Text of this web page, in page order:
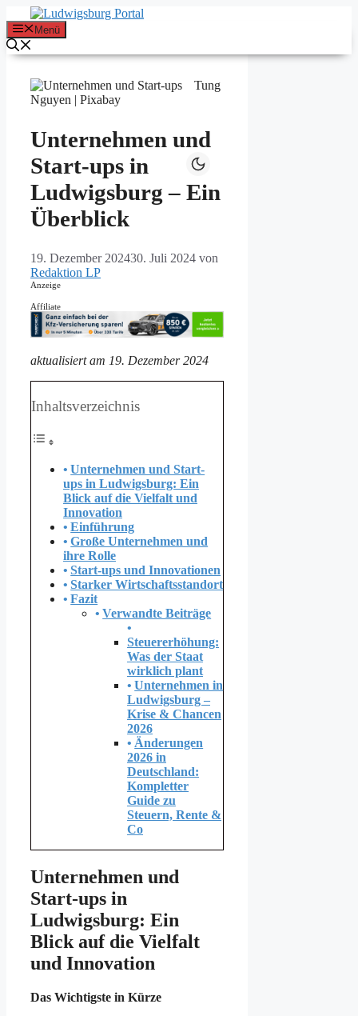
Inhalt
springen
Menü
Tung
Nguyen | Pixabay
Unternehmen und
Start-ups in
Ludwigsburg – Ein
Überblick
19. Dezember 202430. Juli 2024 von
Redaktion LP
Anzeige
Affiliate
aktualisiert am 19. Dezember 2024
Inhaltsverzeichnis
Unternehmen und Start-
ups in Ludwigsburg: Ein
Blick auf die Vielfalt und
Innovation
Einführung
Große Unternehmen und
ihre Rolle
Start-ups und Innovationen
Starker Wirtschaftsstandort
Fazit
Verwandte Beiträge
Steuererhöhung:
Was der Staat
wirklich plant
Unternehmen in
Ludwigsburg –
Krise & Chancen
2026
Änderungen
2026 in
Deutschland:
Kompletter
Guide zu
Steuern, Rente &
Co
Unternehmen und
Start-ups in
Ludwigsburg: Ein
Blick auf die Vielfalt
und Innovation
Das Wichtigste in Kürze